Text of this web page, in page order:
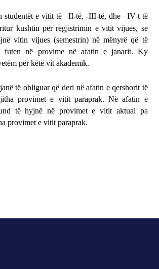
studentët e vitit të –II-të, -III-të, dhe –IV-t të
kushtin për regjistrimin e vitit vijues, se
vitin vijues (semestrin) në mënyrë që të
futen në provime në afatin e janarit. Ky
për këtë vit akademik.
të obliguar që deri në afatin e qershorit të
provimet e vitit paraprak. Në afatin e
të hyjnë në provimet e vitit aktual pa
provimet e vitit paraprak.